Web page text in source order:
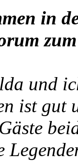
in
und
ist